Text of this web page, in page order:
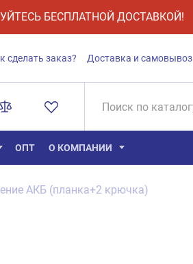
БЕСПЛАТНОЙ ДОСТАВКОЙ!
сделать заказ? Доставка и самовывоз
ОПТ О КОМПАНИИ
АКБ (планка+2 крючка)